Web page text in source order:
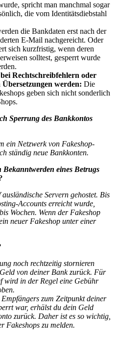
spricht man manchmal sogar
die vom Identitätsdiebstahl
die Bankdaten erst nach der
E-Mail nachgereicht. Oder
sich kurzfristig, wenn deren
solltest, gesperrt wurde
Rechtschreibfehlern oder
werden: Die
geben sich nicht sonderlich
Sperrung des Bankkontos
ein Netzwerk von Fakeshop-
ständig neue Bankkonten.
Bekanntwerden eines Betrugs
Servern gehostet. Bis
Accounts erreicht wurde,
Wochen. Wenn der Fakeshop
neuer Fakeshop unter einer
noch rechtzeitig stornieren
von deiner Bank zurück. Für
wird in der Regel eine Gebühr
zum Zeitpunkt deiner
war, erhälst du dein Geld
zurück. Daher ist es so wichtig,
Fakeshops zu melden.